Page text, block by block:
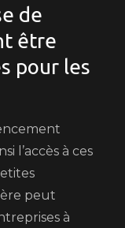
de
être
pour les
l’accès à ces
peut
à